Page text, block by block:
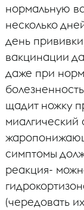
нормальную
несколько
день
вакцинации
даже при
щадит ножку
симптомы
реакция-
(чередовать